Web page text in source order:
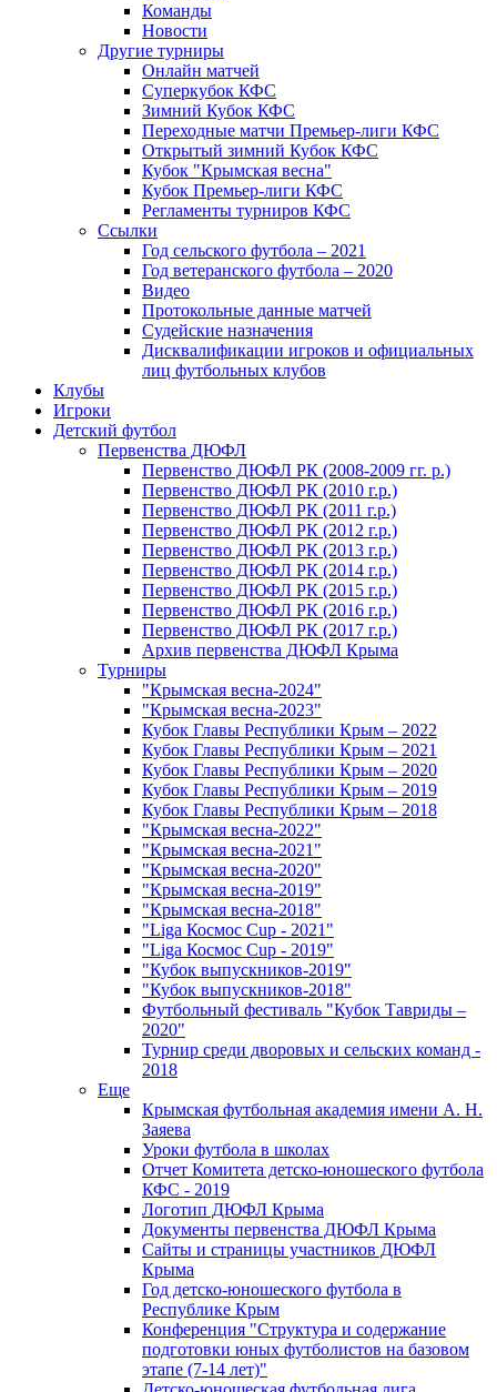
Команды
Новости
Другие турниры
Онлайн матчей
Суперкубок КФС
Зимний Кубок КФС
Переходные матчи Премьер-лиги КФС
Открытый зимний Кубок КФС
Кубок "Крымская весна"
Кубок Премьер-лиги КФС
Регламенты турниров КФС
Ссылки
Год сельского футбола – 2021
Год ветеранского футбола – 2020
Видео
Протокольные данные матчей
Судейские назначения
Дисквалификации игроков и официальных
лиц футбольных клубов
Клубы
Игроки
Детский футбол
Первенства ДЮФЛ
Первенство ДЮФЛ РК (2008-2009 гг. р.)
Первенство ДЮФЛ РК (2010 г.р.)
Первенство ДЮФЛ РК (2011 г.р.)
Первенство ДЮФЛ РК (2012 г.р.)
Первенство ДЮФЛ РК (2013 г.р.)
Первенство ДЮФЛ РК (2014 г.р.)
Первенство ДЮФЛ РК (2015 г.р.)
Первенство ДЮФЛ РК (2016 г.р.)
Первенство ДЮФЛ РК (2017 г.р.)
Архив первенства ДЮФЛ Крыма
Турниры
"Крымская весна-2024"
"Крымская весна-2023"
Кубок Главы Республики Крым – 2022
Кубок Главы Республики Крым – 2021
Кубок Главы Республики Крым – 2020
Кубок Главы Республики Крым – 2019
Кубок Главы Республики Крым – 2018
"Крымская весна-2022"
"Крымская весна-2021"
"Крымская весна-2020"
"Крымская весна-2019"
"Крымская весна-2018"
"Liga Космос Cup - 2021"
"Liga Космос Cup - 2019"
"Кубок выпускников-2019"
"Кубок выпускников-2018"
Футбольный фестиваль "Кубок Тавриды –
2020"
Турнир среди дворовых и сельских команд -
2018
Еще
Крымская футбольная академия имени А. Н.
Заяева
Уроки футбола в школах
Отчет Комитета детско-юношеского футбола
КФС - 2019
Логотип ДЮФЛ Крыма
Документы первенства ДЮФЛ Крыма
Сайты и страницы участников ДЮФЛ
Крыма
Год детско-юношеского футбола в
Республике Крым
Конференция "Структура и содержание
подготовки юных футболистов на базовом
этапе (7-14 лет)"